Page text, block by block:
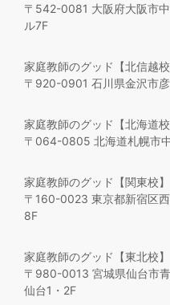
〒542-0081 大阪府大阪市
ル7F
家庭教師のグッド【北信越校
〒920-0901 石川県金沢市
家庭教師のグッド【北海道校
〒064-0805 北海道札幌市
家庭教師のグッド【関東校】
〒160-0023 東京都新宿区
8F
家庭教師のグッド【東北校】
〒980-0013 宮城県仙台市
仙台1・2F